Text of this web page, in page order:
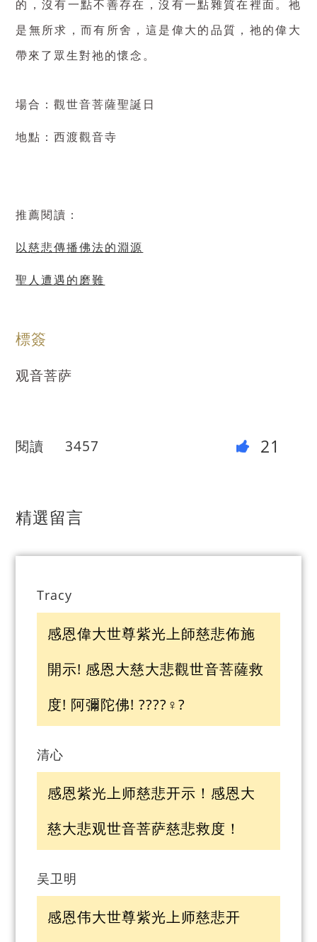
的，沒有一點不善存在，沒有一點雜質在裡面。祂
是無所求，而有所舍，這是偉大的品質，祂的偉大
帶來了眾生對祂的懷念。
場合：觀世音菩薩聖誕日
地點：西渡觀音寺
推薦閱讀：
以慈悲傳播佛法的淵源
聖人遭遇的磨難
標簽
观音菩萨
閱讀 3457 21
精選留言
Tracy
感恩偉大世尊紫光上師慈悲佈施
開示! 感恩大慈大悲觀世音菩薩救
度! 阿彌陀佛! ????‍♀️?
清心
感恩紫光上师慈悲开示！感恩大
慈大悲观世音菩萨慈悲救度！
吴卫明
感恩伟大世尊紫光上师慈悲开